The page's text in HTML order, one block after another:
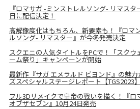
『ロマサガ -ミンストレルソング- リマス
日に配信決定！
高解像度化はもちろん、新要素も！『ロマ
ルソング- リマスター』が今冬発売決定
スクエニの人気タイトルをPCで！「スクウ
ーム祭り」キャンペーンが開始
最新作『サガ エメラルド ビヨンド』の魅
ズスペシャルステージレポート【TGS2023】
フル3Dリメイクで皇帝の戦いを描く！『ロ
オブザセブン』10月24日発売